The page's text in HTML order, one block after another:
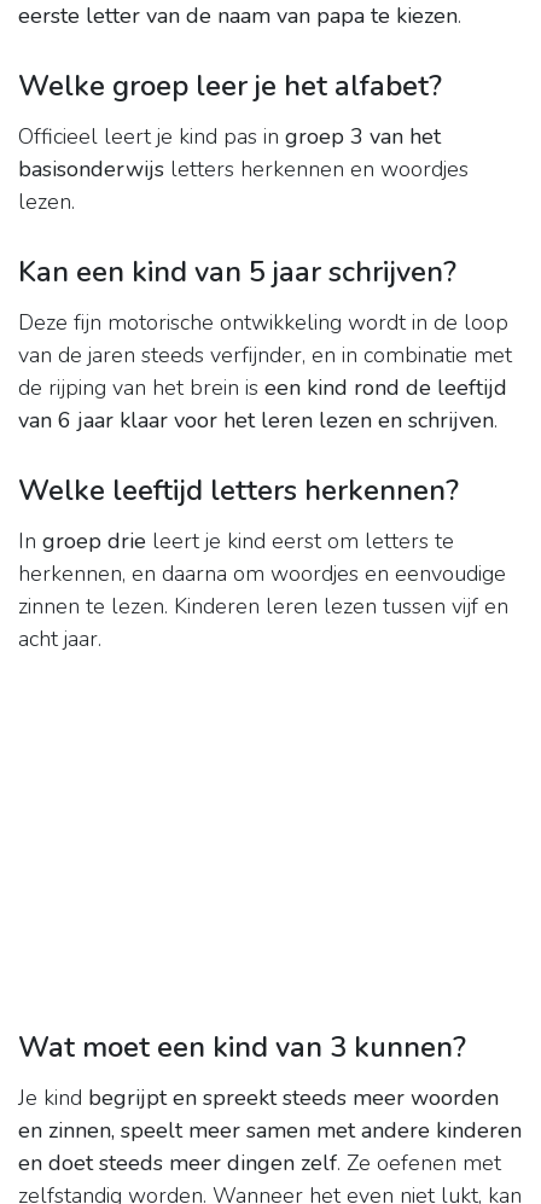
eerste letter van de naam van papa te kiezen.
Welke groep leer je het alfabet?
Officieel leert je kind pas in groep 3 van het
basisonderwijs letters herkennen en woordjes
lezen.
Kan een kind van 5 jaar schrijven?
Deze fijn motorische ontwikkeling wordt in de loop
van de jaren steeds verfijnder, en in combinatie met
de rijping van het brein is een kind rond de leeftijd
van 6 jaar klaar voor het leren lezen en schrijven.
Welke leeftijd letters herkennen?
In groep drie leert je kind eerst om letters te
herkennen, en daarna om woordjes en eenvoudige
zinnen te lezen. Kinderen leren lezen tussen vijf en
acht jaar.
Wat moet een kind van 3 kunnen?
Je kind begrijpt en spreekt steeds meer woorden
en zinnen, speelt meer samen met andere kinderen
en doet steeds meer dingen zelf. Ze oefenen met
zelfstandig worden. Wanneer het even niet lukt, kan